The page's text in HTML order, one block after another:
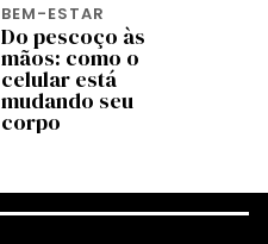
BEM-ESTAR
Do pescoço às
mãos: como o
celular está
mudando seu
corpo